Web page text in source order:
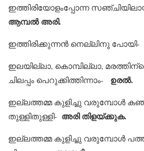
ഇത്തിരിയോളംപ്പോന്ന
ആമ്പല്‍ അരി.
ഇത്തിരിക്കുന്നന്‍ നെല്ലിനു പോയി-
ഇലയില്ലാ, കൊമ്പില്ലാ,
ചിലപ്പം പെറുക്കിത്തിന്നാം-
ഉരല്‍.
ഇല്ലത്തമ്മ കുളിച്ചു വരുമ്പോള്‍
തുള്ളിതുള്ളി- അരി തിളയ്ക്കുക.
ഇല്ലത്തമ്മ കുളിച്ചു വരുമ്പോള്‍